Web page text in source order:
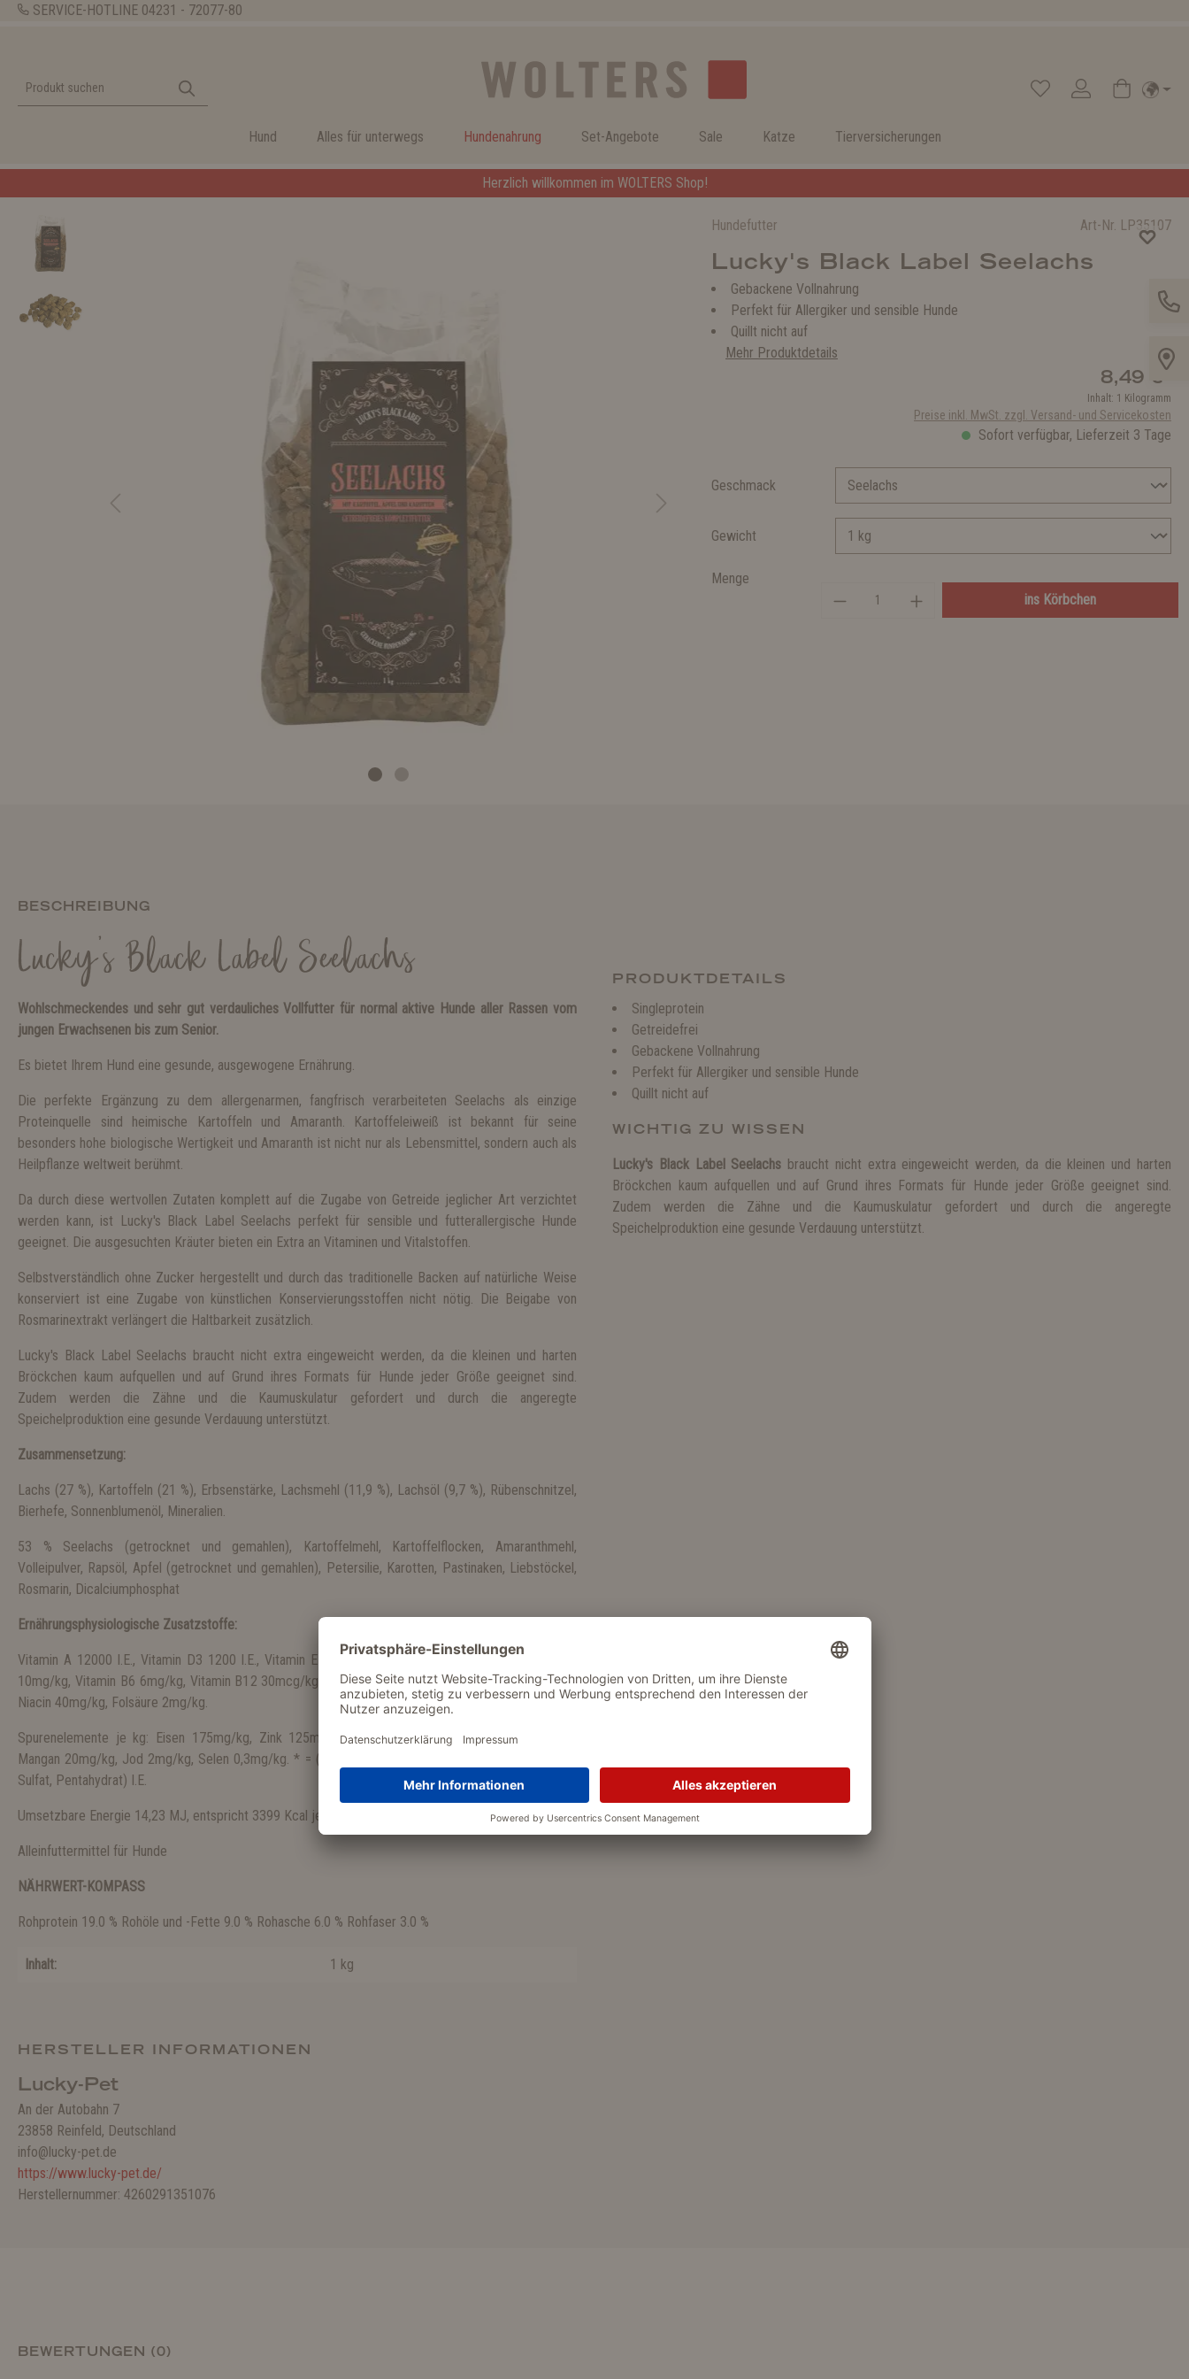
SERVICE-HOTLINE 04231 - 72077-80
Hund Alles für unterwegs Hundenahrung Set-Angebote Sale Katze Tierversicherungen
Herzlich willkommen im WOLTERS Shop!
Hundefutter Art-Nr. LP35107
Lucky's Black Label Seelachs
Gebackene Vollnahrung
Perfekt für Allergiker und sensible Hunde
Quillt nicht auf
Mehr Produktdetails
8,49 €*
Inhalt: 1 Kilogramm
Preise inkl. MwSt. zzgl. Versand- und Servicekosten
Sofort verfügbar, Lieferzeit 3 Tage
Geschmack
Gewicht
Menge
ins Körbchen
BESCHREIBUNG
Lucky's Black Label Seelachs
Wohlschmeckendes und sehr gut verdauliches Vollfutter für normal aktive Hunde aller Rassen vom
jungen Erwachsenen bis zum Senior.
Es bietet Ihrem Hund eine gesunde, ausgewogene Ernährung.
Die perfekte Ergänzung zu dem allergenarmen, fangfrisch verarbeiteten Seelachs als einzige
Proteinquelle sind heimische Kartoffeln und Amaranth. Kartoffeleiweiß ist bekannt für seine
besonders hohe biologische Wertigkeit und Amaranth ist nicht nur als Lebensmittel, sondern auch als
Heilpflanze weltweit berühmt.
Da durch diese wertvollen Zutaten komplett auf die Zugabe von Getreide jeglicher Art verzichtet
werden kann, ist Lucky's Black Label Seelachs perfekt für sensible und futterallergische Hunde
geeignet. Die ausgesuchten Kräuter bieten ein Extra an Vitaminen und Vitalstoffen.
Selbstverständlich ohne Zucker hergestellt und durch das traditionelle Backen auf natürliche Weise
konserviert ist eine Zugabe von künstlichen Konservierungsstoffen nicht nötig. Die Beigabe von
Rosmarinextrakt verlängert die Haltbarkeit zusätzlich.
Lucky's Black Label Seelachs braucht nicht extra eingeweicht werden, da die kleinen und harten
Bröckchen kaum aufquellen und auf Grund ihres Formats für Hunde jeder Größe geeignet sind.
Zudem werden die Zähne und die Kaumuskulatur gefordert und durch die angeregte
Speichelproduktion eine gesunde Verdauung unterstützt.
Zusammensetzung:
Lachs (27 %), Kartoffeln (21 %), Erbsenstärke, Lachsmehl (11,9 %), Lachsöl (9,7 %), Rübenschnitzel,
Bierhefe, Sonnenblumenöl, Mineralien.
53 % Seelachs (getrocknet und gemahlen), Kartoffelmehl, Kartoffelflocken, Amaranthmehl,
Volleipulver, Rapsöl, Apfel (getrocknet und gemahlen), Petersilie, Karotten, Pastinaken, Liebstöckel,
Rosmarin, Dicalciumphosphat
Ernährungsphysiologische Zusatzstoffe:
Vitamin A 12000 I.E., Vitamin D3 1200 I.E., Vitamin E * 70mg/kg, Vitamin B1 10mg/kg, Vitamin B2
10mg/kg, Vitamin B6 6mg/kg, Vitamin B12 30mcg/kg, Biotin 250mcg/kg, Pantothensäure 20mg/kg,
Niacin 40mg/kg, Folsäure 2mg/kg.
Spurenelemente je kg: Eisen 175mg/kg, Zink 125mg/kg, Kupfer ** 10mg/kg, Kobalt 0,4mg/kg,
Mangan 20mg/kg, Jod 2mg/kg, Selen 0,3mg/kg. * = (Alpha-Tocopherolacetat) ** = (Als Kupfer-(II)-
Sulfat, Pentahydrat) I.E.
Umsetzbare Energie 14,23 MJ, entspricht 3399 Kcal je kg
Alleinfuttermittel für Hunde
NÄHRWERT-KOMPASS
Rohprotein 19.0 % Rohöle und -Fette 9.0 % Rohasche 6.0 % Rohfaser 3.0 %
Inhalt: 1 kg
HERSTELLER INFORMATIONEN
Lucky-Pet
An der Autobahn 7
23858 Reinfeld, Deutschland
info@lucky-pet.de
https://www.lucky-pet.de/
Herstellernummer: 4260291351076
PRODUKTDETAILS
Singleprotein
Getreidefrei
Gebackene Vollnahrung
Perfekt für Allergiker und sensible Hunde
Quillt nicht auf
WICHTIG ZU WISSEN
Lucky's Black Label Seelachs braucht nicht extra eingeweicht werden, da die kleinen und harten
Bröckchen kaum aufquellen und auf Grund ihres Formats für Hunde jeder Größe geeignet sind.
Zudem werden die Zähne und die Kaumuskulatur gefordert und durch die angeregte
Speichelproduktion eine gesunde Verdauung unterstützt.
BEWERTUNGEN (0)